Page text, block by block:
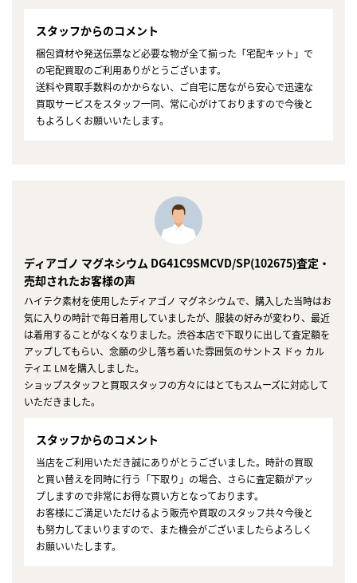
スタッフからのコメント
梱包資材や発送伝票など必要な物が全て揃った「宅配キット」で
の宅配買取のご利用ありがとうございます。
送料や買取手数料のかからない、ご自宅に居ながら安心で迅速な
買取サービスをスタッフ一同、常に心がけておりますので今後と
もよろしくお願いいたします。
ディアゴノ マグネシウム DG41C9SMCVD/SP(102675)査定・
売却されたお客様の声
ハイテク素材を使用したディアゴノ マグネシウムで、購入した当時はお
気に入りの時計で毎日着用していましたが、服装の好みが変わり、最近
は着用することがなくなりました。渋谷本店で下取りに出して査定額を
アップしてもらい、念願の少し落ち着いた雰囲気のサントス ドゥ カル
ティエ LMを購入しました。
ショップスタッフと買取スタッフの方々にはとてもスムーズに対応して
いただきました。
スタッフからのコメント
当店をご利用いただき誠にありがとうございました。時計の買取
と買い替えを同時に行う「下取り」の場合、さらに査定額がアッ
プしますので非常にお得な買い方となっております。
お客様にご満足いただけるよう販売や買取のスタッフ共々今後と
も努力してまいりますので、また機会がございましたらよろしく
お願いいたします。